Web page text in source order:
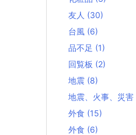
友人 (30)
台風 (6)
品不足 (1)
回覧板 (2)
地震 (8)
地震、火事、災害
外食 (15)
外食 (6)